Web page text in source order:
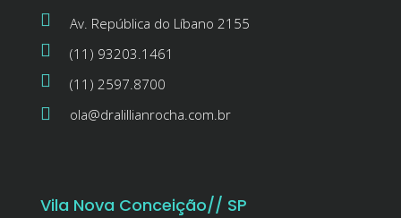
Av. República do Líbano 2155
(11) 93203.1461
(11) 2597.8700
ola@dralillianrocha.com.br
Vila Nova Conceição// SP